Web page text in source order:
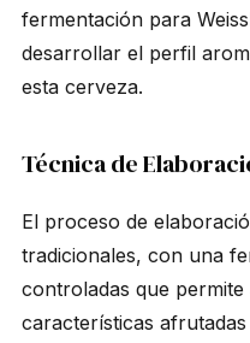
fermentación para
desarrollar el perfil
esta cerveza.
Técnica de
El proceso de
tradicionales, con una
controladas que
características